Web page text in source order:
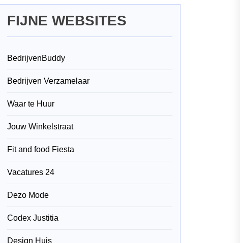
FIJNE WEBSITES
BedrijvenBuddy
Bedrijven Verzamelaar
Waar te Huur
Jouw Winkelstraat
Fit and food Fiesta
Vacatures 24
Dezo Mode
Codex Justitia
Design Huis